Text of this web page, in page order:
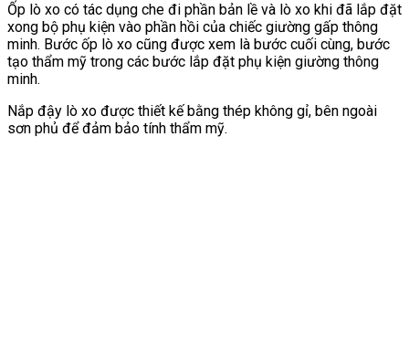
Ốp lò xo có tác dụng che đi phần bản lề và lò xo khi đã lắp đặt
xong bộ phụ kiện vào phần hồi của chiếc giường gấp thông
minh. Bước ốp lò xo cũng được xem là bước cuối cùng, bước
tạo thẩm mỹ trong các bước lắp đặt phụ kiện giường thông
minh.
Nắp đậy lò xo được thiết kế bằng thép không gỉ, bên ngoài
sơn phủ để đảm bảo tính thẩm mỹ.